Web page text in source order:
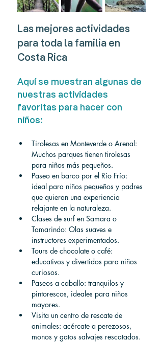
Las mejores actividades
para toda la familia en
Costa Rica
Aquí se muestran algunas de
nuestras actividades
favoritas para hacer con
niños:
Tirolesas en Monteverde o Arenal:
Muchos parques tienen tirolesas
para niños más pequeños.
Paseo en barco por el Río Frío:
ideal para niños pequeños y padres
que quieran una experiencia
relajante en la naturaleza.
Clases de surf en Samara o
Tamarindo: Olas suaves e
instructores experimentados.
Tours de chocolate o café:
educativos y divertidos para niños
curiosos.
Paseos a caballo: tranquilos y
pintorescos, ideales para niños
mayores.
Visita un centro de rescate de
animales: acércate a perezosos,
monos y gatos salvajes rescatados.